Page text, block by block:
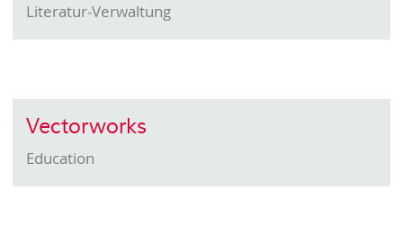
Literatur-Verwaltung
Vectorworks
Education